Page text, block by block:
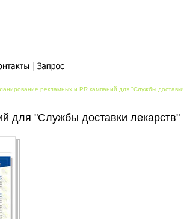
письмо
рекламных и PR кампаний для "Службы доставки
для "Службы доставки лекарств"